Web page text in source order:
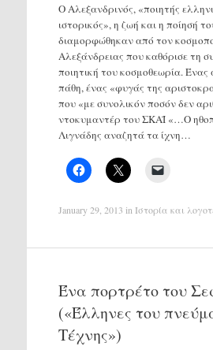
Ο Αλεξανδρινός, «ποιητής
ιστορικός», η ζωή και η ποίησή
διαμορφώθηκαν από τον
Αλεξάνδρειας που καθόρισε τη
ποιητική του κοσμοθεωρία.
πάθη, ένας «φυγάς της
που «με συνολικόν ποσόν δεν
ντοκυμαντέρ του ΣΚΑΪ «…Ο
Λιγνάδης αναζητά τα ίχνη…
January 29, 2013 in Ιστορία και
Ένα πορτρέτο του
(«Έλληνες του
Τέχνης»)